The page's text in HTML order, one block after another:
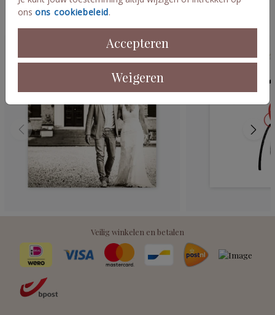
ons ons cookiebeleid.
Accepteren
Weigeren
Veilig winkelen en betalen